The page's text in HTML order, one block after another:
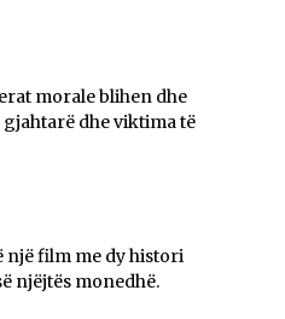
morale blihen dhe
dhe viktima të
një film me dy histori
njëjtës monedhë.